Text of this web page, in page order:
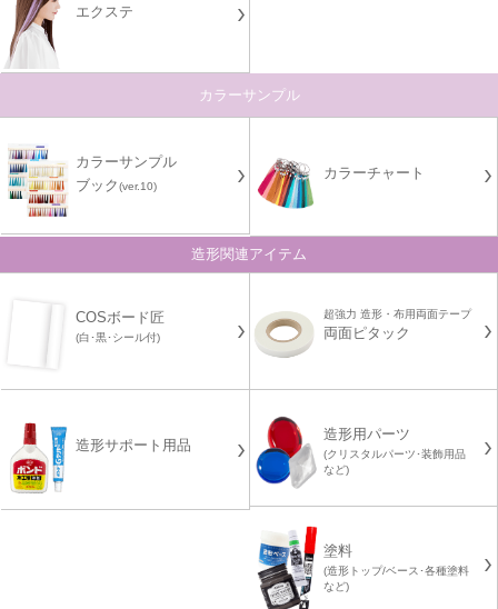
エクステ
カラーサンプル
カラーサンプル
ブック(ver.10)
カラーチャート
造形関連アイテム
COSボード匠
(白･黒･シール付)
超強力 造形・布用両面テープ
両面ピタック
造形サポート用品
造形用パーツ
(クリスタルパーツ･装飾用品
など)
塗料
(造形トップ/ベース･各種塗料
など)